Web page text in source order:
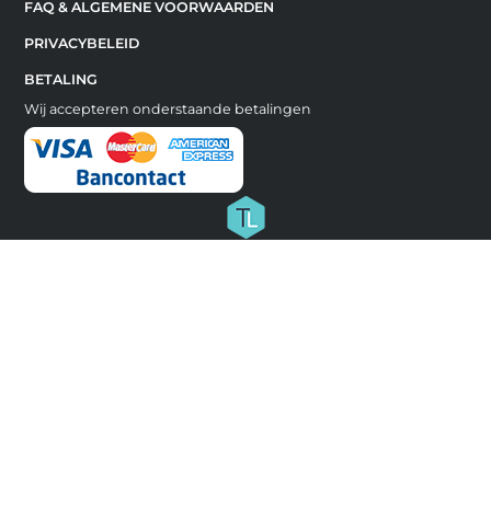
FAQ & ALGEMENE VOORWAARDEN
PRIVACYBELEID
BETALING
Wij accepteren onderstaande betalingen